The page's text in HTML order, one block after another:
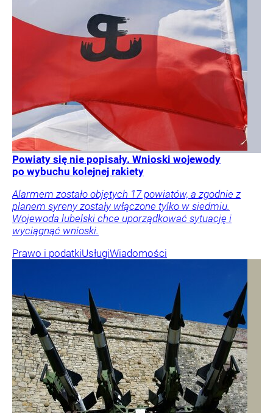
Powiaty się nie popisały. Wnioski wojewody
po wybuchu kolejnej rakiety
Alarmem zostało objętych 17 powiatów, a zgodnie z
planem syreny zostały włączone tylko w siedmiu.
Wojewoda lubelski chce uporządkować sytuację i
wyciągnąć wnioski.
Prawo i podatkiUsługiWiadomości